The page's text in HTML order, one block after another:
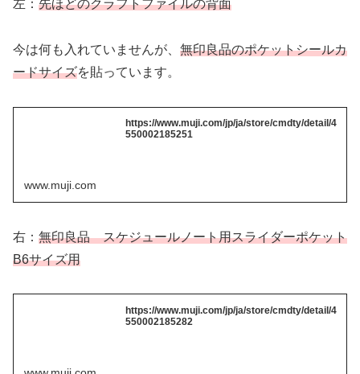
左： 先ほどのクラフトファイルの背面
今は何も入れていませんが、 無印良品のポケットシールカ
ードサイズを貼っています。
https://www.muji.com/jp/ja/store/cmdty/detail/4
550002185251
www.muji.com
右： 無印良品 スケジュールノート用スライダーポケット
B6サイズ用
https://www.muji.com/jp/ja/store/cmdty/detail/4
550002185282